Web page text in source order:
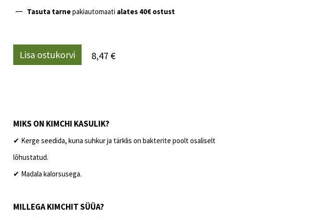
Tasuta tarnepakiautomaati alates 40€ ostust
Lisa ostukorvi 8,47 €
MIKS ON KIMCHI KASULIK?
✔ Kerge seedida, kuna suhkur ja tärklis on bakterite poolt osaliselt
lõhustatud.
✔ Madala kalorsusega.
MILLEGA KIMCHIT SÜÜA?